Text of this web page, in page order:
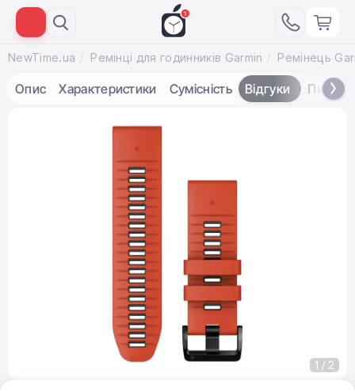
NewTime.ua Ремінці для годинників Garmin
Опис Характеристики Сумісність Відгуки
1 / 2